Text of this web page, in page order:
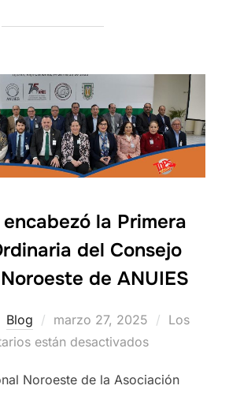
la Primera
del Consejo
de ANUIES
Blog
Publicado
el
marzo 27, 2025
Los
están desactivados
Noroeste de la Asociación